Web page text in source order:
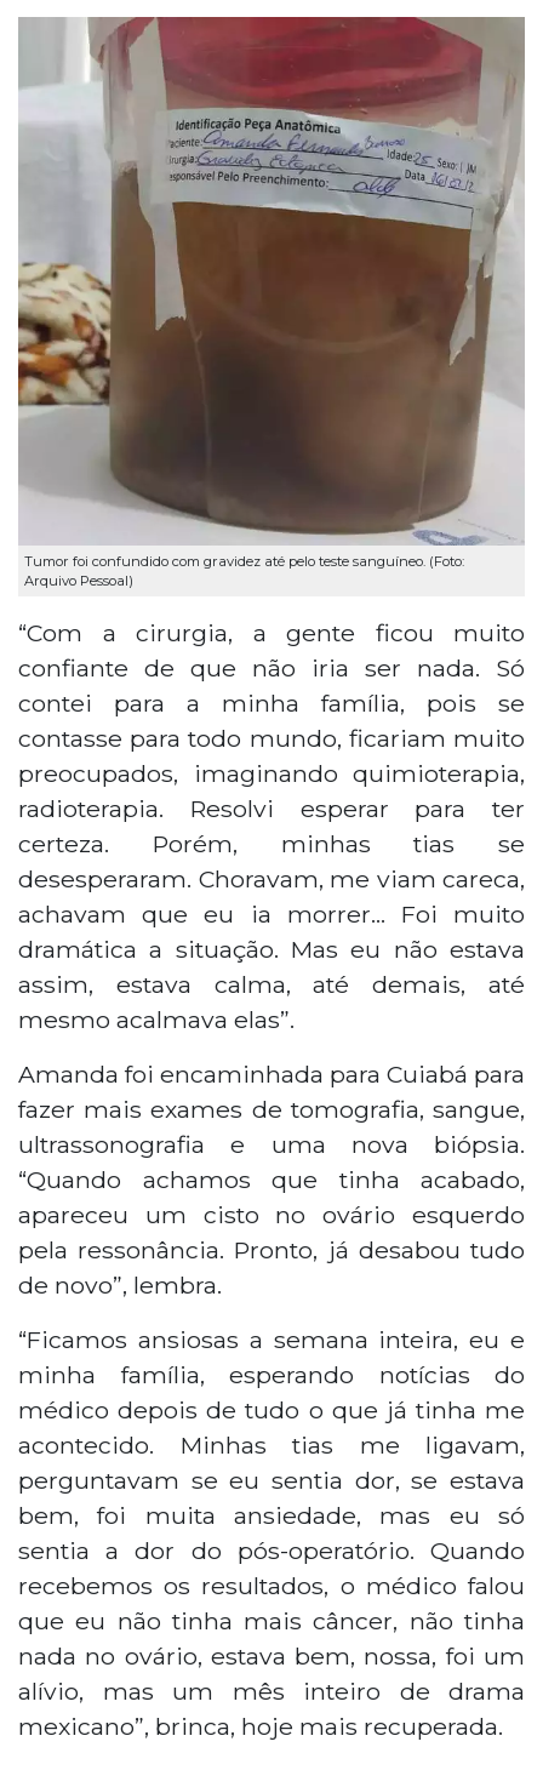
Tumor foi confundido com gravidez até pelo teste sanguíneo. (Foto:
Arquivo Pessoal)
“Com a cirurgia, a gente ficou muito
confiante de que não iria ser nada. Só
contei para a minha família, pois se
contasse para todo mundo, ficariam muito
preocupados, imaginando quimioterapia,
radioterapia. Resolvi esperar para ter
certeza. Porém, minhas tias se
desesperaram. Choravam, me viam careca,
achavam que eu ia morrer… Foi muito
dramática a situação. Mas eu não estava
assim, estava calma, até demais, até
mesmo acalmava elas”.
Amanda foi encaminhada para Cuiabá para
fazer mais exames de tomografia, sangue,
ultrassonografia e uma nova biópsia.
“Quando achamos que tinha acabado,
apareceu um cisto no ovário esquerdo
pela ressonância. Pronto, já desabou tudo
de novo”, lembra.
“Ficamos ansiosas a semana inteira, eu e
minha família, esperando notícias do
médico depois de tudo o que já tinha me
acontecido. Minhas tias me ligavam,
perguntavam se eu sentia dor, se estava
bem, foi muita ansiedade, mas eu só
sentia a dor do pós-operatório. Quando
recebemos os resultados, o médico falou
que eu não tinha mais câncer, não tinha
nada no ovário, estava bem, nossa, foi um
alívio, mas um mês inteiro de drama
mexicano”, brinca, hoje mais recuperada.